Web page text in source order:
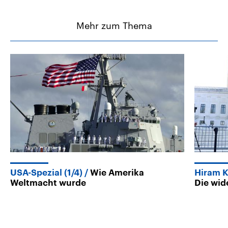
Mehr zum Thema
USA-Spezial (1/4)
Wie Amerika
Weltmacht wurde
Hiram
Die